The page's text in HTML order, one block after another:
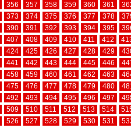
356 357 358 359 360 361
373 374 375 376 377 378
390 391 392 393 394 395
407 408 409 410 411 412
424 425 426 427 428 429
441 442 443 444 445 446
458 459 460 461 462 463
475 476 477 478 479 480
492 493 494 495 496 497
509 510 511 512 513 514
526 527 528 529 530 531